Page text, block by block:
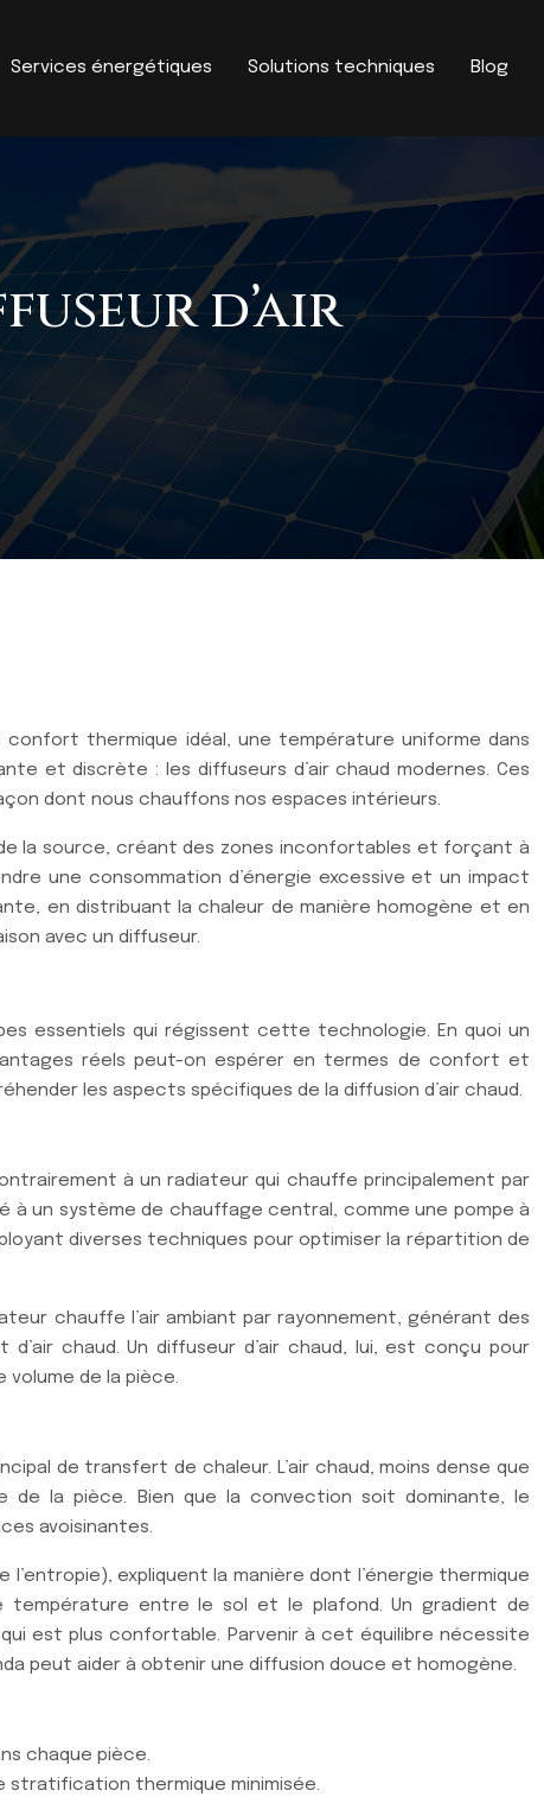
Services énergétiques Solutions techniques Blog
d’air
confort thermique idéal, une température uniforme dans
et discrète : les diffuseurs d’air chaud modernes. Ces
dont nous chauffons nos espaces intérieurs.
la source, créant des zones inconfortables et forçant à
une consommation d’énergie excessive et un impact
en distribuant la chaleur de manière homogène et en
avec un diffuseur.
essentiels qui régissent cette technologie. En quoi un
réels peut-on espérer en termes de confort et
les aspects spécifiques de la diffusion d’air chaud.
à un radiateur qui chauffe principalement par
à un système de chauffage central, comme une pompe à
diverses techniques pour optimiser la répartition de
chauffe l’air ambiant par rayonnement, générant des
chaud. Un diffuseur d’air chaud, lui, est conçu pour
volume de la pièce.
de transfert de chaleur. L’air chaud, moins dense que
de la pièce. Bien que la convection soit dominante, le
avoisinantes.
expliquent la manière dont l’énergie thermique
entre le sol et le plafond. Un gradient de
est plus confortable. Parvenir à cet équilibre nécessite
peut aider à obtenir une diffusion douce et homogène.
chaque pièce.
stratification thermique minimisée.